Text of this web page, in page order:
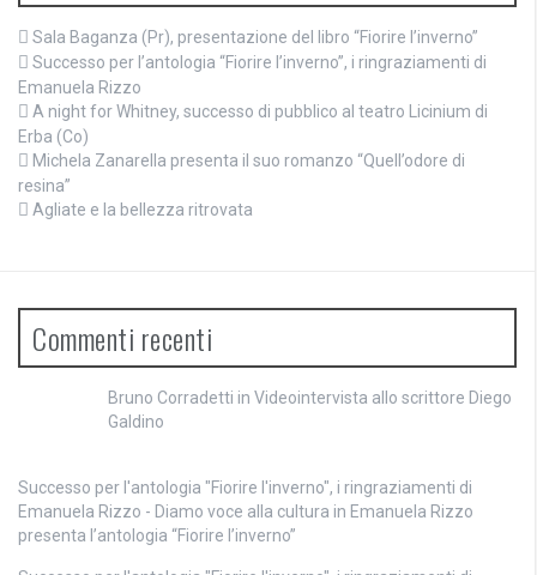
Sala Baganza (Pr), presentazione del libro “Fiorire l’inverno”
Successo per l’antologia “Fiorire l’inverno”, i ringraziamenti di
Emanuela Rizzo
A night for Whitney, successo di pubblico al teatro Licinium di
Erba (Co)
Michela Zanarella presenta il suo romanzo “Quell’odore di
resina”
Agliate e la bellezza ritrovata
Commenti recenti
Bruno Corradetti in Videointervista allo scrittore Diego
Galdino
Successo per l'antologia "Fiorire l'inverno", i ringraziamenti di
Emanuela Rizzo - Diamo voce alla cultura in Emanuela Rizzo
presenta l’antologia “Fiorire l’inverno”